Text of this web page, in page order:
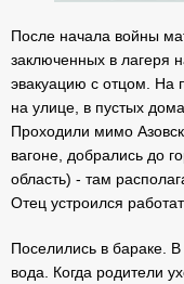
После начала войны
заключенных в лагеря
эвакуацию с отцом. На
на улице, в пустых
Проходили мимо
вагоне, добрались до
область) - там
Отец устроился
Поселились в бараке.
вода. Когда родители